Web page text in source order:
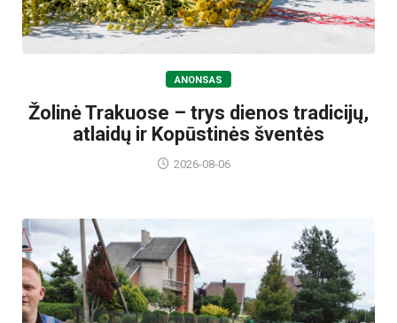
ANONSAS
Žolinė Trakuose – trys dienos tradicijų,
atlaidų ir Kopūstinės šventės
2026-08-06